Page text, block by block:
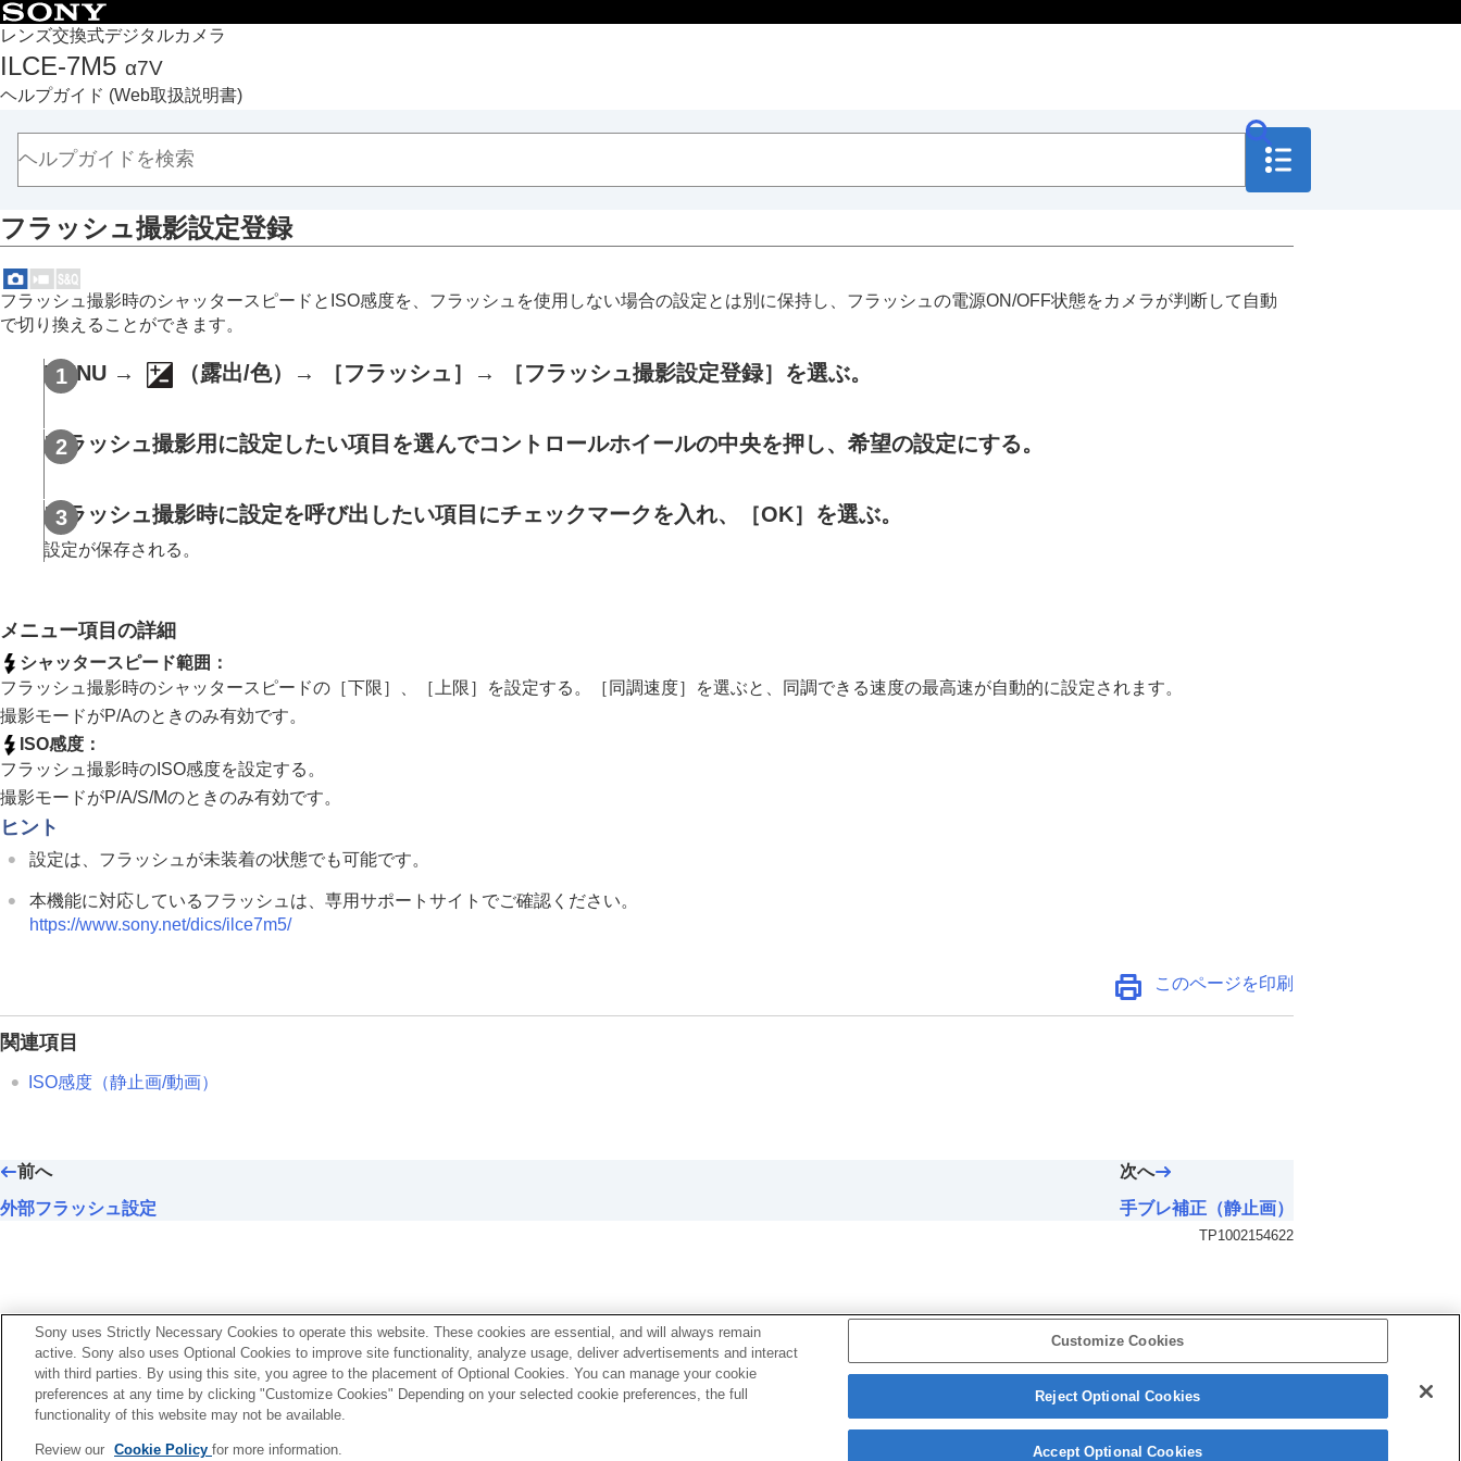
レンズ交換式デジタルカメラ
ILCE-7M5 α7V
ヘルプガイド (Web取扱説明書)
トップページ
ヘルプガイドの使いかた
必ずお読みください
本体と付属品を確認する
本機の基本操作
MENU一覧から機能を探す
撮影機能を活用する
撮影モードを選ぶ
フォーカス（ピント）を合わせる
露出/測光を調整する
ISO感度を選ぶ
画像に効果を加える
ドライブモードを使う（連写/セルフタイマー）
セルフタイマー （動画）
インターバル撮影機能
より高画質の静止画を撮影する
画質や記録形式を設定する
シャッターの設定
ズームする
フラッシュを使う
フラッシュ（別売）を使う
露出補正の影響
赤目軽減発光
手ブレを補正する
動画の音声を記録する
動画を撮影しながら静止画を切り出す
TC/UB設定
画像と音声をライブ配信する
カメラをカスタマイズする
フラッシュ撮影設定登録
フラッシュ撮影時のシャッタースピードとISO感度を、フラッシュを使用しない場合の設定とは別に保持し、フラッシュの電源ON/OFF状態をカメラが判断して自動
で切り換えることができます。
MENU → （露出/色）→ ［フラッシュ］ → ［フラッシュ撮影設定登録］ を選ぶ。
フラッシュ撮影用に設定したい項目を選んでコントロールホイールの中央を押し、希望の設定にする。
フラッシュ撮影時に設定を呼び出したい項目にチェックマークを入れ、 ［OK］ を選ぶ。
設定が保存される。
メニュー項目の詳細
シャッタースピード範囲 ：
フラッシュ撮影時のシャッタースピードの［下限］、［上限］を設定する。
［同調速度］
を選ぶと、同調できる速度の最高速が自動的に設定されます。
撮影モードがP/Aのときのみ有効です。
ISO感度 ：
フラッシュ撮影時のISO感度を設定する。
撮影モードがP/A/S/Mのときのみ有効です。
ヒント
設定は、フラッシュが未装着の状態でも可能です。
本機能に対応しているフラッシュは、専用サポートサイトでご確認ください。
https://www.sony.net/dics/ilce7m5/
このページを印刷
関連項目
ISO感度 （静止画/動画）
前へ
外部フラッシュ設定
次へ
手ブレ補正（静止画）
TP1002154622
言語選択ページへ
5-069-971-01(4)
Sony uses Strictly Necessary Cookies to operate this website. These cookies are essential, and will always remain
active. Sony also uses Optional Cookies to improve site functionality, analyze usage, deliver advertisements and interact
with third parties. By using this site, you agree to the placement of Optional Cookies. You can manage your cookie
preferences at any time by clicking "Customize Cookies" Depending on your selected cookie preferences, the full
functionality of this website may not be available.
Review our Cookie Policy for more information.
Customize Cookies
Reject Optional Cookies
Accept Optional Cookies